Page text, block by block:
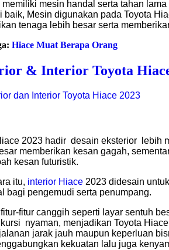
mesin handal serta tahan
baik, Mesin digunakan pada Toyota
tenaga lebih besar serta
Hiace Muat Berapa Orang
& Interior Toyota
2023 hadir desain eksterior lebih
memberikan kesan gagah,
kesan futuristik.
itu, interior Hiace 2023 didesain
bagi pengemudi serta penumpang.
fitur canggih seperti layar sentuh
kursi nyaman, menjadikan Toyota
jarak jauh maupun keperluan
kekuatan lalu juga